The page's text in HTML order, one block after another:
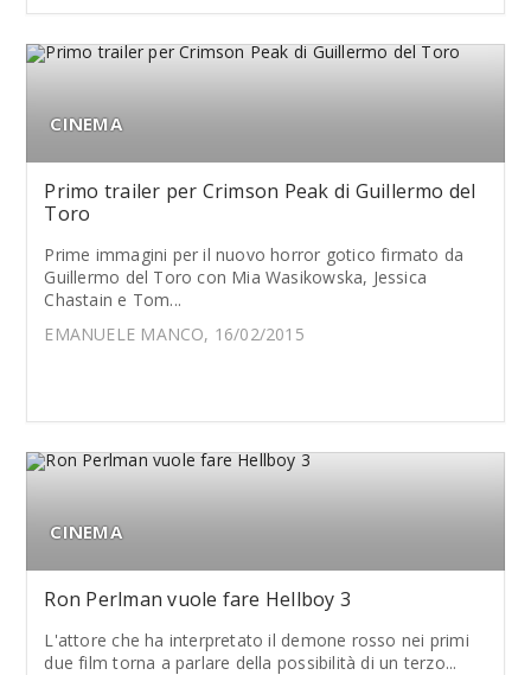
CINEMA
Primo trailer per Crimson Peak di Guillermo del
Toro
Prime immagini per il nuovo horror gotico firmato da
Guillermo del Toro con Mia Wasikowska, Jessica
Chastain e Tom...
EMANUELE MANCO, 16/02/2015
CINEMA
Ron Perlman vuole fare Hellboy 3
L'attore che ha interpretato il demone rosso nei primi
due film torna a parlare della possibilità di un terzo...